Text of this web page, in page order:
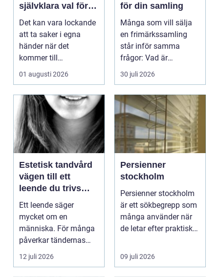
självklara val för
säker elinstallation
Det kan vara lockande
att ta saker i egna
händer när det
kommer till
hemförbättr...
01 augusti 2026
för din samling
Många som vill sälja
en frimärkssamling
står inför samma
frågor: Vad är
samlingen värd? Var
vänder m...
30 juli 2026
Estetisk tandvård
vägen till ett
leende du trivs
med
Ett leende säger
mycket om en
människa. För många
påverkar tändernas
utseende både
självförtroendet ...
12 juli 2026
Persienner
stockholm
Persienner stockholm
är ett sökbegrepp som
många använder när
de letar efter praktiska
09 juli 2026